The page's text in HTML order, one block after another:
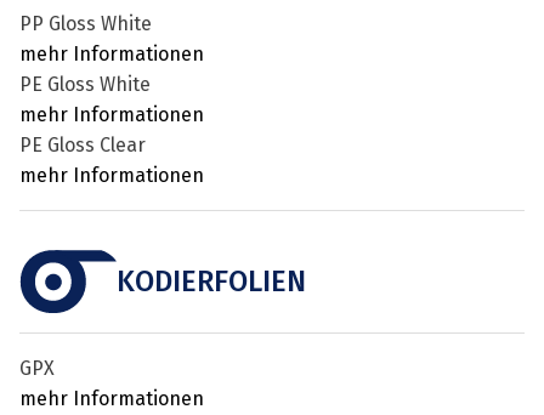
PP Gloss White
mehr Informationen
PE Gloss White
mehr Informationen
PE Gloss Clear
mehr Informationen
KODIERFOLIEN
GPX
mehr Informationen